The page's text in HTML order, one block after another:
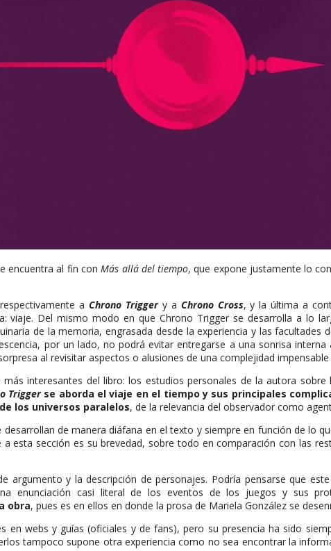
encuentra al fin conMás allá del tiempo, que expone justamente lo
a Chrono Triggery a Chrono Cross, y la última a
viaje. Del mismo modo en que Chrono Trigger se desarrolla a lo
de la memoria, engrasada desde la experiencia y las
por un lado, no podrá evitar entregarse a una sonrisa
al revisitar aspectos o alusiones de una complejidad impensable
interesantes del libro: los estudios personales de la autora
Trigger se aborda el viaje en el tiempo y sus principales
los universos paralelos, de la relevancia del observador como
de manera diáfana en el texto y siempre en función de lo
esta sección es su brevedad, sobre todo en comparación con las
argumento y la descripción de personajes. Podría pensarse que
enunciación casi literal de los eventos de los juegos y sus
obra, pues es en ellos en donde la prosa de Mariela González se
en webs y guías (oficiales y de fans), pero su presencia ha sido
tampoco supone otra experiencia como no sea encontrar la